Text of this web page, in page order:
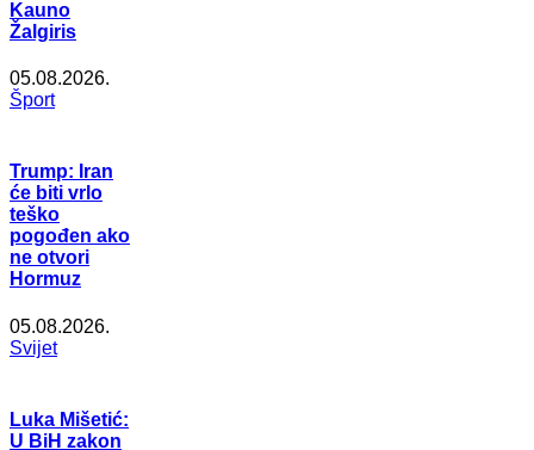
Kauno
Žalgiris
05.08.2026.
Šport
Trump: Iran
će biti vrlo
teško
pogođen ako
ne otvori
Hormuz
05.08.2026.
Svijet
Luka Mišetić:
U BiH zakon